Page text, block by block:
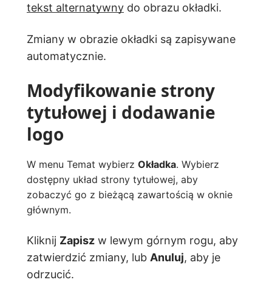
tekst alternatywny do obrazu okładki.
Zmiany w obrazie okładki są zapisywane
automatycznie.
Modyfikowanie strony
tytułowej i dodawanie
logo
W menu Temat wybierz Okładka. Wybierz
dostępny układ strony tytułowej, aby
zobaczyć go z bieżącą zawartością w oknie
głównym.
Kliknij Zapisz w lewym górnym rogu, aby
zatwierdzić zmiany, lub Anuluj, aby je
odrzucić.